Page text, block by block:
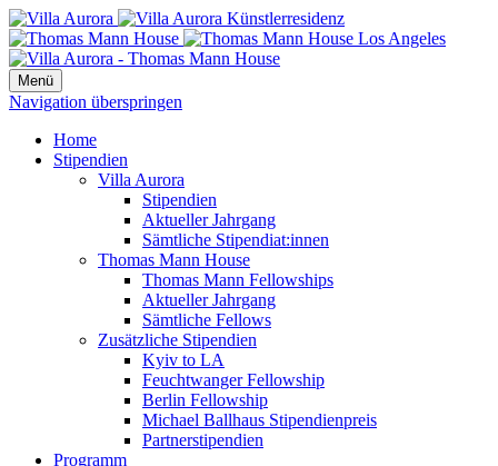
Menü
Navigation überspringen
Home
Stipendien
Villa Aurora
Stipendien
Aktueller Jahrgang
Sämtliche Stipendiat:innen
Thomas Mann House
Thomas Mann Fellowships
Aktueller Jahrgang
Sämtliche Fellows
Zusätzliche Stipendien
Kyiv to LA
Feuchtwanger Fellowship
Berlin Fellowship
Michael Ballhaus Stipendienpreis
Partnerstipendien
Programm